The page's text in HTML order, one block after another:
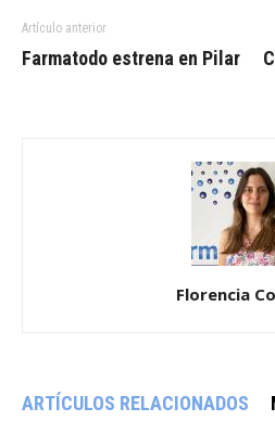
Artículo anterior
Farmatodo estrena en Pilar
Florencia
ARTÍCULOS RELACIONADOS